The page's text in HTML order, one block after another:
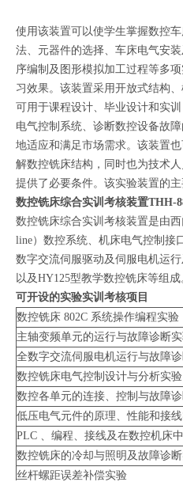
使用该装置可以使学生掌握数控
法、元器件的选择、车床电气安
序编制及图形模拟加工过程等多
习效果。该装置采用开放式结构
可用于课程设计、毕业设计和实
电气控制系统、诊断数控设备故
地适应和满足市场需求。该装置
解数控铣床结构，同时也为技术
提供了必要条件。该实验装置的
数控铣床综合实训考核装置THH-
数控铣床综合实训考核装置是由西
line）数控系统、机床电气控制接
数字交流伺服驱动及伺服电机运
以及HY125型教学数控铣床等组成
可开设的实验实训考核项目
数控铣床 802C 系统操作编程实验
主轴变频单元的运行与故障诊断
全数字交流伺服电机运行与故障
数控铣床电气控制设计与分析实验
数控各单元的连接、控制与故障
低压电气元件的原理、性能和接线
PLC 、编程、接线及在数控机床
数控铣床的冷却与照明及故障诊
丝杆螺距误差补偿实验